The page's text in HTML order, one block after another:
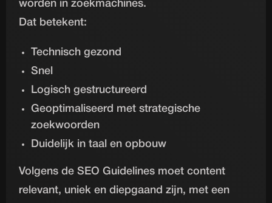
worden in zoekmachines.
Dat betekent:
Technisch gezond
Snel
Logisch gestructureerd
Geoptimaliseerd met strategische
zoekwoorden
Duidelijk in taal en opbouw
Volgens de SEO Guidelines moet content
relevant, uniek en diepgaand zijn, met een